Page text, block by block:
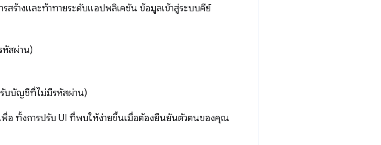
สร้างและท้าทายระดับแอปพลิเคชัน ข้อมูลเข้าสู่ระบบคีย์
หัสผ่าน)
บบัญชีที่ไม่มีรหัสผ่าน)
เพื่อ ทั้งการปรับ UI ที่พบให้ง่ายขึ้นเมื่อต้องยืนยันตัวตนของคุณ